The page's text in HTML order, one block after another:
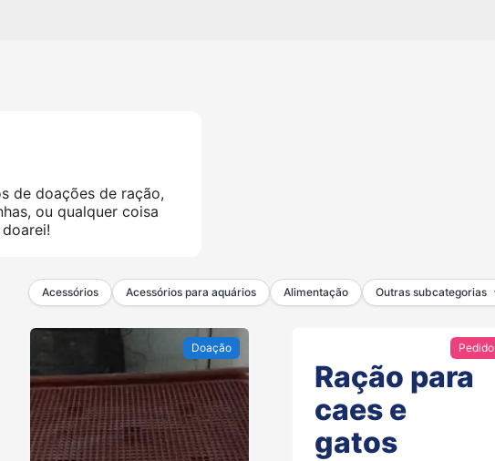
de doações de ração,
ou qualquer coisa
Acessórios Acessórios para aquários Alimentação Outras subcategorias
Doação Pedido
Ração para
caes e
gatos